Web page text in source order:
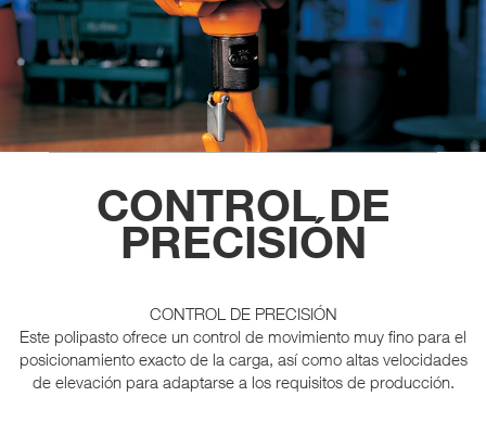
CONTROL DE
PRECISIÓN
CONTROL DE PRECISIÓN
Este polipasto ofrece un control de movimiento muy fino para el
posicionamiento exacto de la carga, así como altas velocidades
de elevación para adaptarse a los requisitos de producción.